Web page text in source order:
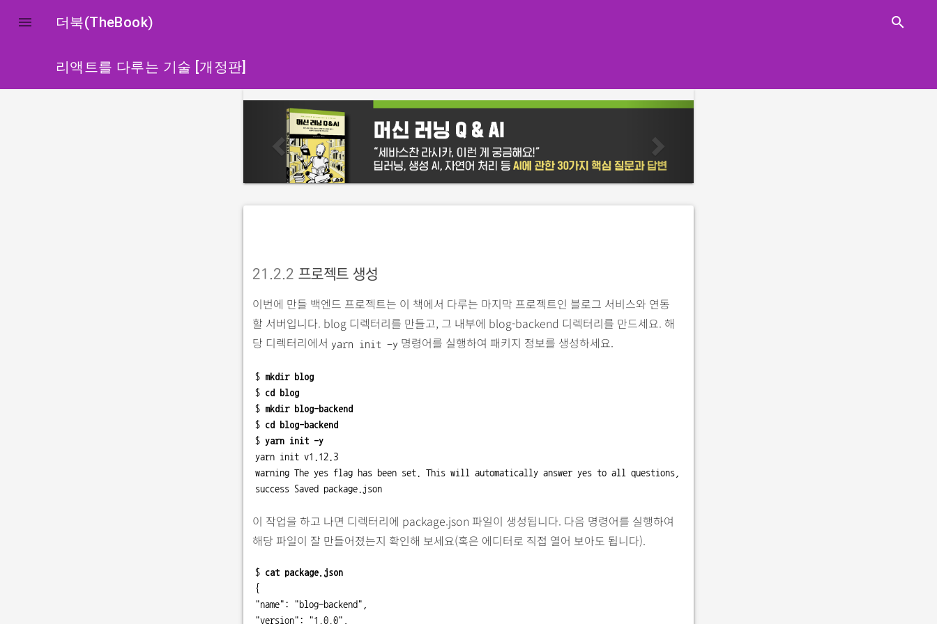
 더북(TheBook) search
리액트를 다루는 기술 [개정판]
e
i
o
n
x
t
21.2.2 프로젝트 생성
이번에 만들 백엔드 프로젝트는 이 책에서 다루는 마지막 프로젝트인 블로그 서비스와 연동
할 서버입니다. blog 디렉터리를 만들고, 그 내부에 blog-backend 디렉터리를 만드세요. 해
당 디렉터리에서 yarn init -y 명령어를 실행하여 패키지 정보를 생성하세요.
$ mkdir blog
$ cd blog
$ mkdir blog-backend
$ cd blog-backend
$ yarn init -y
yarn init v1.12.3
warning The yes flag has been set. This will automatically answer yes to all questions, which may have security implications.
success Saved package.json
이 작업을 하고 나면 디렉터리에 package.json 파일이 생성됩니다. 다음 명령어를 실행하여
해당 파일이 잘 만들어졌는지 확인해 보세요(혹은 에디터로 직접 열어 보아도 됩니다).
$ cat package.json
{
"name": "blog-backend",
"version": "1.0.0",